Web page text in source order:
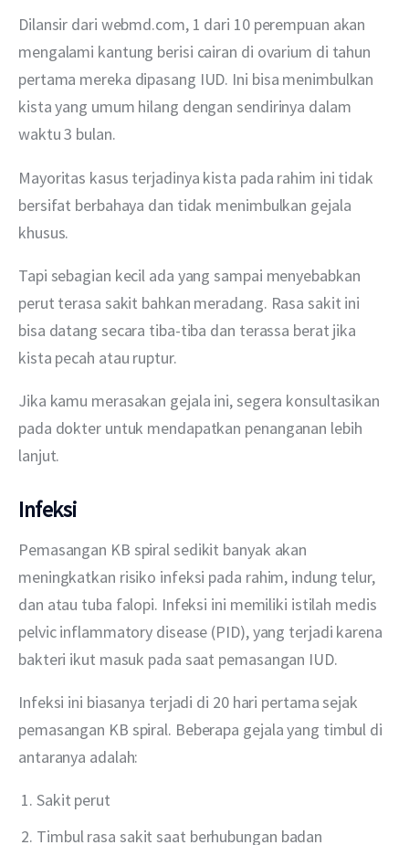
Dilansir dari webmd.com, 1 dari 10 perempuan akan
mengalami kantung berisi cairan di ovarium di tahun
pertama mereka dipasang IUD. Ini bisa menimbulkan
kista yang umum hilang dengan sendirinya dalam
waktu 3 bulan.
Mayoritas kasus terjadinya kista pada rahim ini tidak
bersifat berbahaya dan tidak menimbulkan gejala
khusus.
Tapi sebagian kecil ada yang sampai menyebabkan
perut terasa sakit bahkan meradang. Rasa sakit ini
bisa datang secara tiba-tiba dan terassa berat jika
kista pecah atau ruptur.
Jika kamu merasakan gejala ini, segera konsultasikan
pada dokter untuk mendapatkan penanganan lebih
lanjut.
Infeksi
Pemasangan KB spiral sedikit banyak akan
meningkatkan risiko infeksi pada rahim, indung telur,
dan atau tuba falopi. Infeksi ini memiliki istilah medis
pelvic inflammatory disease (PID), yang terjadi karena
bakteri ikut masuk pada saat pemasangan IUD.
Infeksi ini biasanya terjadi di 20 hari pertama sejak
pemasangan KB spiral. Beberapa gejala yang timbul di
antaranya adalah:
Sakit perut
Timbul rasa sakit saat berhubungan badan